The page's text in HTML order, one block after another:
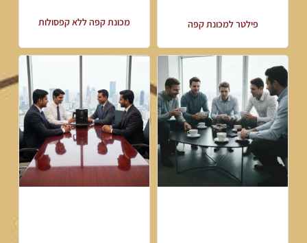
פילטר למכונת קפה מכונת קפה ללא קפסולות